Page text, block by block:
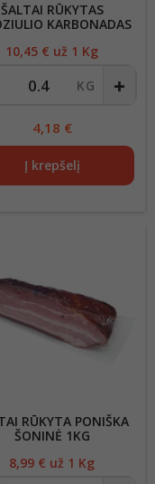
ŠALTAI RŪKYTAS
KARBONADAS
Kaina
10,45 € už 1 Kg
4,18 €
Į krepšelį
RŪKYTA PONIŠKA
ŠONINĖ 1KG
Kaina
8,99 € už 1 Kg